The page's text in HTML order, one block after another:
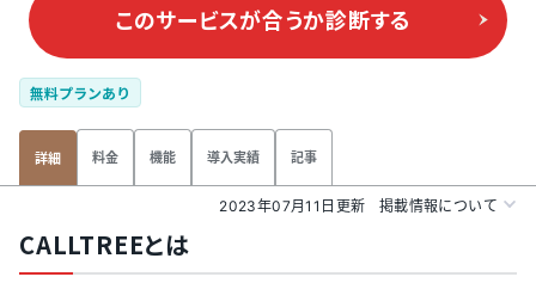
このサービスが合うか診断する
無料プランあり
詳細 料金 機能 導入実績 記事
2023年07月11日更新 掲載情報について
CALLTREEとは